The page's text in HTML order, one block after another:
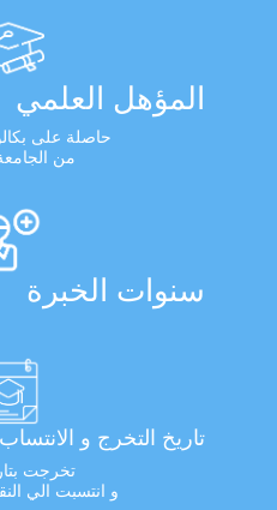
المؤهل العلمي
حاصلة على
من الجامعة
سنوات الخبرة
تاريخ التخرج و الانتساب
تخرجت بتاريخ
و انتسبت الي النقابة